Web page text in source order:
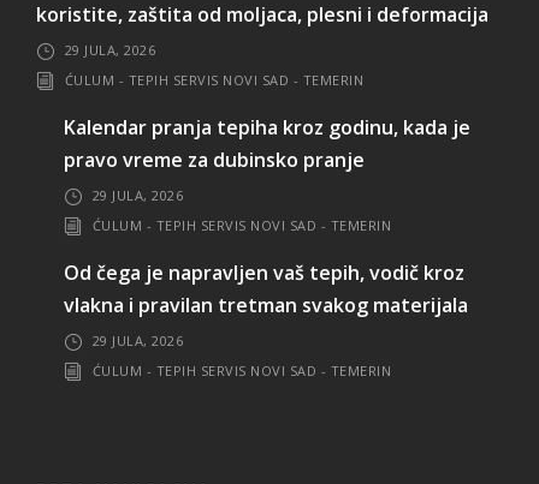
koristite, zaštita od moljaca, plesni i deformacija
29 JULA, 2026
ĆULUM - TEPIH SERVIS NOVI SAD - TEMERIN
Kalendar pranja tepiha kroz godinu, kada je
pravo vreme za dubinsko pranje
29 JULA, 2026
ĆULUM - TEPIH SERVIS NOVI SAD - TEMERIN
Od čega je napravljen vaš tepih, vodič kroz
vlakna i pravilan tretman svakog materijala
29 JULA, 2026
ĆULUM - TEPIH SERVIS NOVI SAD - TEMERIN